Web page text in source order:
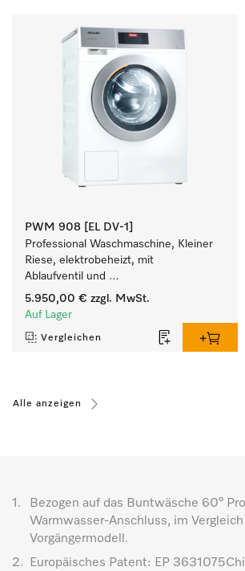
PWM 908 [EL DV-1]
Professional Waschmaschine, Kleiner
Riese, elektrobeheizt, mit
Ablaufventil und
zielgruppenspezifischen Programmen.
Leistung 8 kg  in 49 min .
5.950,00 € zzgl. MwSt.
Auf Lager
Vergleichen
Alle anzeigen
1.
Bezogen auf das Buntwäsche 60°
Warmwasser-Anschluss, im Vergleich
Vorgängermodell.
2.
Europäisches Patent: EP